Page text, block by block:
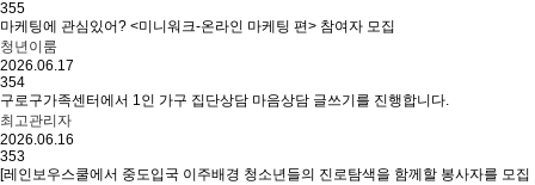
355
마케팅에 관심있어? <미니워크-온라인 마케팅 편> 참여자 모집
청년이룸
2026.06.17
354
구로구가족센터에서 1인 가구 집단상담 마음상담 글쓰기를 진행합니다.
최고관리자
2026.06.16
353
[레인보우스쿨에서 중도입국 이주배경 청소년들의 진로탐색을 함께할 봉사자를 모집